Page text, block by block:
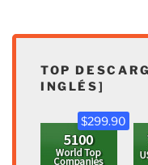
TOP
INGLÉS]
$299.90